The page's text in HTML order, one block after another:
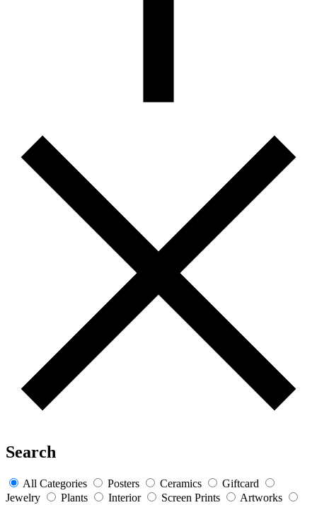
Search
All Categories Posters Ceramics
Giftcard
Jewelry
Plants Interior Screen Prints
Artworks